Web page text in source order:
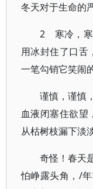
冬天对于生命的
2 寒冷，寒
用冰封住了口
一笔勾销它笑闹
谨慎，谨慎
血液闭塞住欲
从枯树枝漏下淡
奇怪！春天
怕峥露头角，/